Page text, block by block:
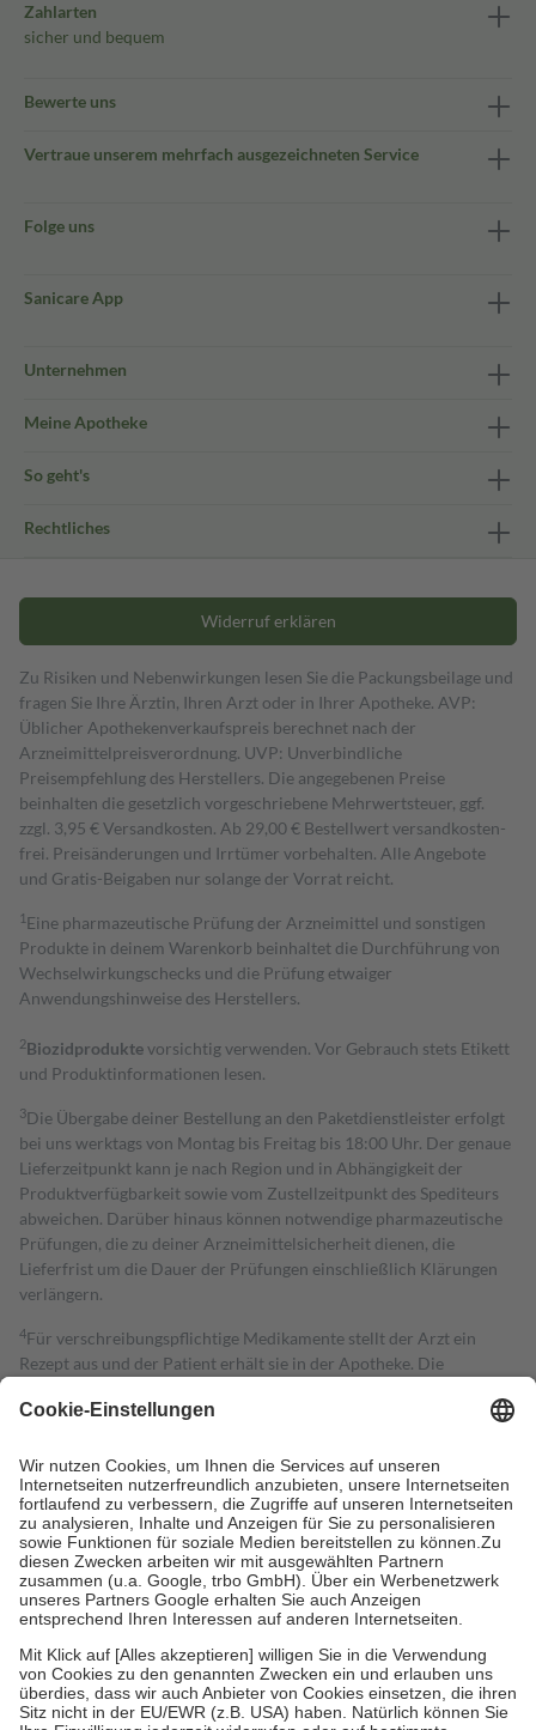
Zahlarten
sicher und bequem
Bewerte uns
Vertraue unserem mehrfach ausgezeichneten Service
Folge uns
Sanicare App
Unternehmen
Meine Apotheke
So geht's
Rechtliches
Widerruf erklären
Zu Risiken und Nebenwirkungen lesen Sie die Packungsbeilage und
fragen Sie Ihre Ärztin, Ihren Arzt oder in Ihrer Apotheke. AVP:
Üblicher Apothekenverkaufspreis berechnet nach der
Arzneimittelpreisverordnung. UVP: Unverbindliche
Preisempfehlung des Herstellers. Die angegebenen Preise
beinhalten die gesetzlich vorgeschriebene Mehrwertsteuer, ggf.
zzgl. 3,95 € Versandkosten. Ab 29,00 € Bestell­wert versand­kosten­
frei. Preisänderungen und Irrtümer vorbehalten. Alle Angebote
und Gratis-Beigaben nur solange der Vorrat reicht.
1 Eine pharmazeutische Prüfung der Arzneimittel und sonstigen
Produkte in deinem Warenkorb beinhaltet die Durchführung von
Wechselwirkungschecks und die Prüfung etwaiger
Anwendungshinweise des Herstellers.
2Biozidproduktevorsichtig verwenden. Vor Gebrauch stets Etikett
und Produktinformationen lesen.
3Die Übergabe deiner Bestellung an den Paketdienstleister erfolgt
bei uns werktags von Montag bis Freitag bis 18:00 Uhr. Der genaue
Lieferzeitpunkt kann je nach Region und in Abhängigkeit der
Produktverfügbarkeit sowie vom Zustellzeitpunkt des Spediteurs
abweichen. Darüber hinaus können notwendige pharmazeutische
Prüfungen, die zu deiner Arzneimittelsicherheit dienen, die
Lieferfrist um die Dauer der Prüfungen einschließlich Klärungen
verlängern.
4Für verschreibungspflichtige Medikamente stellt der Arzt ein
Rezept aus und der Patient erhält sie in der Apotheke. Die
Kosten dafür, der Versicherte trägt einen Teil davon als Zuzahlung
Grundsätzlich leisten Mitglieder Zuzahlungen in Höhe von zehn
Prozent des Abgabepreises,mindestensjedochfünf Euround
höchstens zehn Euro.Es sind jedoch nie mehr als die tatsächlichen
Kosten der Leistung zu entrichten.
Diese Regeln gelten grundsätzlich auch für Online-Apotheken.
Bei Heilmitteln und häuslicher Krankenpflege beträgt die
Zuzahlung zehn Prozent der Kosten sowie zehn Euro je
Um das Engagement der Versicherten für ihre eigene Gesundheit zu
stärken und die besondere Stellung der Familie zu unterstützen,
fallenkeine Zuzahlungen an bei: